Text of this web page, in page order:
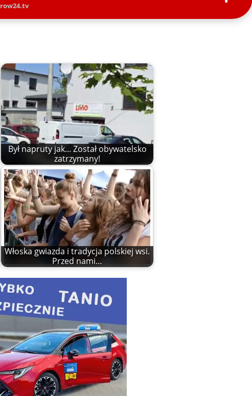
Był napruty jak... Został obywatelsko
zatrzymany!
Włoska gwiazda i tradycja polskiej wsi.
Przed nami…